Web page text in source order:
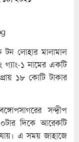
টন লোহার মালামাল
গ্যাং-১ নামের একটি
১৮ কোটি টাকার
সন্দ্বীপ
দিকে আরেকটি
যায়। এ সময় জাহাজে